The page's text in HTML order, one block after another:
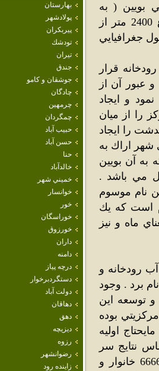
بهارستان
پولادشهر
پيربكران
تودشك
تيران
جندق
جوشقان و كامو
چادگان
چرمهين
چمگردان
حبيب آباد
حسن آباد
حنا
خالدآباد
خميني شهر
خوانسار
خور
خوراسگان
خورزوق
داران
دامنه
درچه پياز
دستگردبرخوار
دولت آباد
دهاقان
دهق
ديزيچه
رزوه
رضوانشهر
زاينده رود
بويين ( به
مختصات جغرافياي 04/33 عرض و 09/50 طول جغرافيايي و ارتفاع 2400 متر از
(مختصات جغرافيايي 05/33 عرض و 09/50 طول جغرافيايي
قرار
شاهراه اصفهان ، لرستان ( در سالهاي قبل از 1350 ) و عبور آن از
و ايجاد
را از ميان
را ايجاد
شهر اراك به
به آن بويين
مي باشد .
نام موسوم
است كه يك
ماه و نيز
رودخانه و
برد . وجود
و توسعه اين
بوده
اوليه
نتايج سر
شماري نفوس و مسكن سال1385 ،بخش بويين مياندشت داراي 6666 خانوار و